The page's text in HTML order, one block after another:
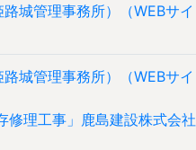
城管理事務所）（WEBサイ
城管理事務所）（WEBサイ
修理工事」鹿島建設株式会社